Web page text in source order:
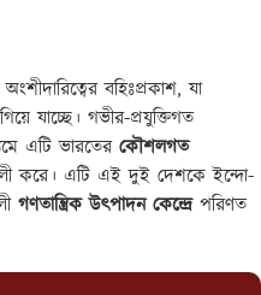
বহিঃপ্রকাশ, যা
যাচ্ছে। গভীর-প্রযুক্তিগত
এটি ভারতের কৌশলগত
করে। এটি এই দুই দেশকে ইন্দো-
গণতান্ত্রিক উৎপাদন কেন্দ্রেপরিণত